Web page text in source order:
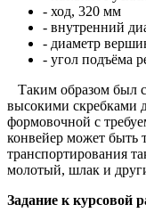
- ход, 320 мм
- внутренний
- диаметр
- угол подъёма
Таким образом был
высокими скребками
формовочной с
конвейер может быть
транспортирования
молотый, шлак и
Задание к курсовой